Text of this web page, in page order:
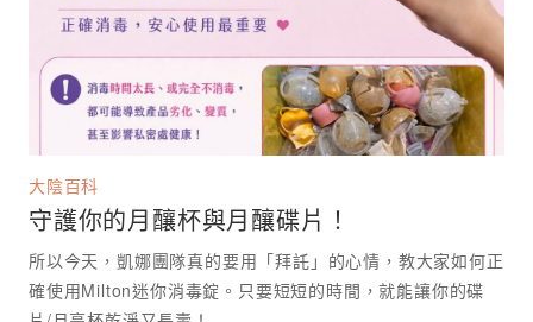
大陰百科
守護你的月釀杯與月釀碟片！
所以今天，凱娜團隊真的要用「拜託」的心情，教大家如何正
確使用Milton迷你消毒錠。只要短短的時間，就能讓你的碟